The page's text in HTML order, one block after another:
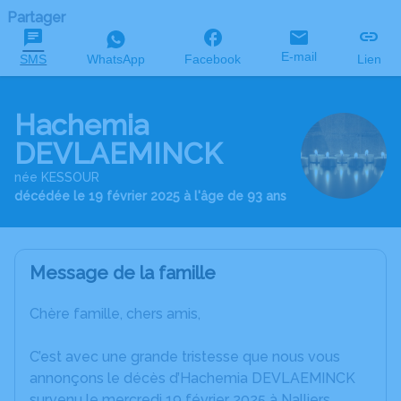
Partager
SMS WhatsApp Facebook E-mail Lien
Hachemia
DEVLAEMINCK
née KESSOUR
décédée le 19 février 2025 à l'âge de 93 ans
Message de la famille
Chère famille, chers amis,
C’est avec une grande tristesse que nous vous
annonçons le décès d’Hachemia DEVLAEMINCK